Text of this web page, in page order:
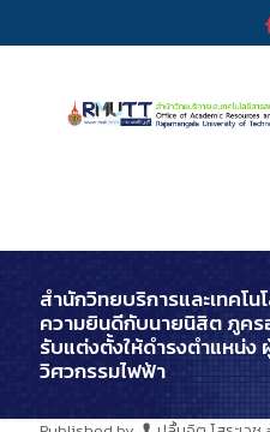
สำนักวิทยบริการและเทคโ
ความยินดีกับนายนิสิต ภูคร
รับแต่งตั้งให้ดำรงตำแหน่ง
วิศวกรรมไฟฟ้า